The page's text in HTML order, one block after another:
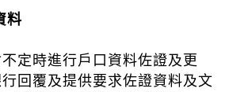
料
定時進行戶口資料佐證及更
回覆及提供要求佐證資料及文